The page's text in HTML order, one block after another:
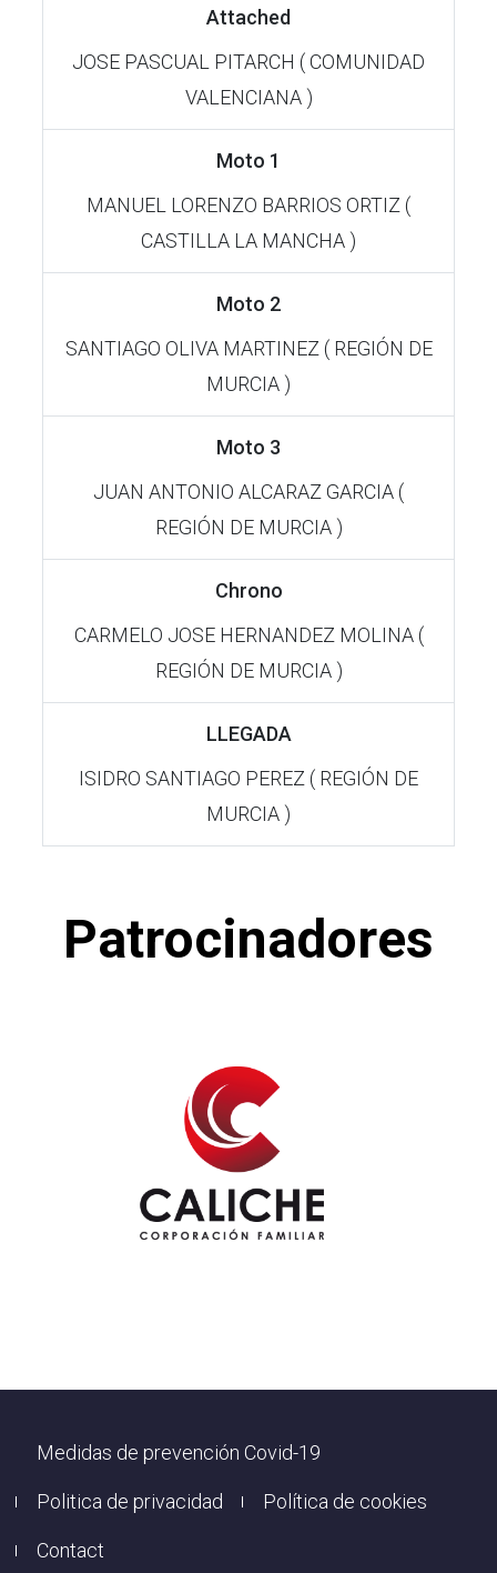
Attached
JOSE PASCUAL PITARCH ( COMUNIDAD
VALENCIANA )
Moto 1
MANUEL LORENZO BARRIOS ORTIZ (
CASTILLA LA MANCHA )
Moto 2
SANTIAGO OLIVA MARTINEZ ( REGIÓN DE
MURCIA )
Moto 3
JUAN ANTONIO ALCARAZ GARCIA (
REGIÓN DE MURCIA )
Chrono
CARMELO JOSE HERNANDEZ MOLINA (
REGIÓN DE MURCIA )
LLEGADA
ISIDRO SANTIAGO PEREZ ( REGIÓN DE
MURCIA )
Patrocinadores
Footer
Medidas de prevención Covid-19
Politica de privacidad Política de cookies
Contact